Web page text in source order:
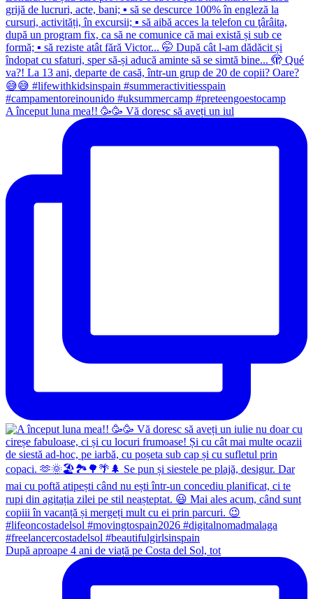
A început luna mea!! 🥳🥳 Vă doresc să aveți un iul
După aproape 4 ani de viață pe Costa del Sol, tot